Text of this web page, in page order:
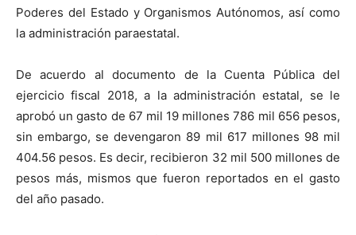
Poderes del Estado y Organismos Autónomos, así como
la administración paraestatal.
De acuerdo al documento de la Cuenta Pública del
ejercicio fiscal 2018, a la administración estatal, se le
aprobó un gasto de 67 mil 19 millones 786 mil 656 pesos,
sin embargo, se devengaron 89 mil 617 millones 98 mil
404.56 pesos. Es decir, recibieron 32 mil 500 millones de
pesos más, mismos que fueron reportados en el gasto
del año pasado.